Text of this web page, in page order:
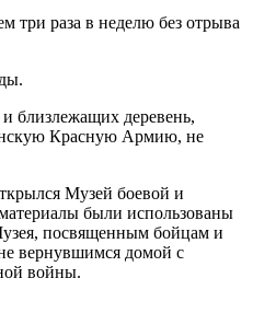
три раза в неделю без отрыва
близлежащих деревень,
Красную Армию, не
Музей боевой и
были использованы
посвященным бойцам и
вернувшимся домой с
войны.